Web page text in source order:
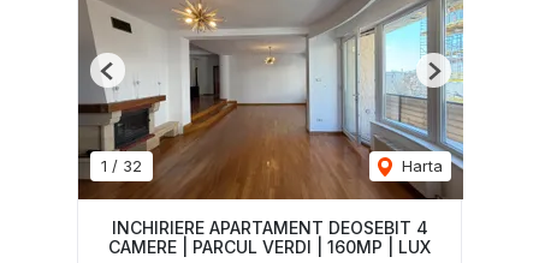
1 / 32 Harta
Previous Next
INCHIRIERE APARTAMENT DEOSEBIT 4
CAMERE | PARCUL VERDI | 160MP | LUX